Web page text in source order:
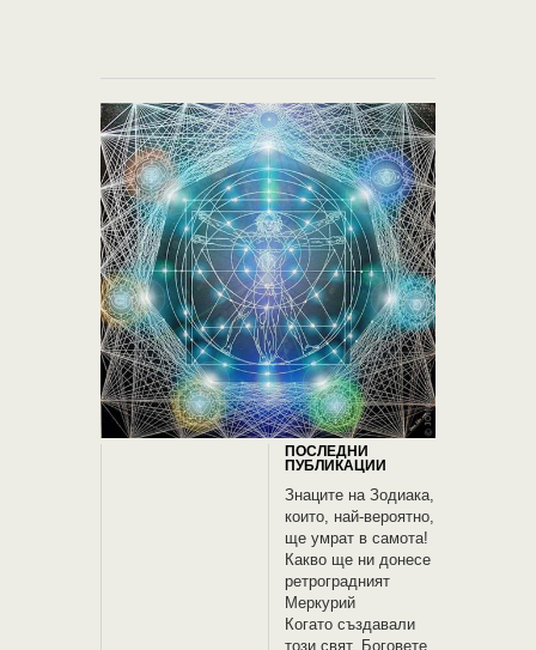
ПОСЛЕДНИ
ПУБЛИКАЦИИ
Знаците на Зодиака,
които, най-вероятно,
ще умрат в самота!
Какво ще ни донесе
ретроградният
Меркурий
Когато създавали
този свят, Боговете